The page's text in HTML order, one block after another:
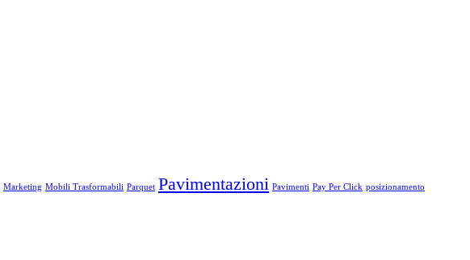
Marketing Mobili Trasformabili Parquet Pavimentazioni Pavimenti Pay Per Click posizionamento